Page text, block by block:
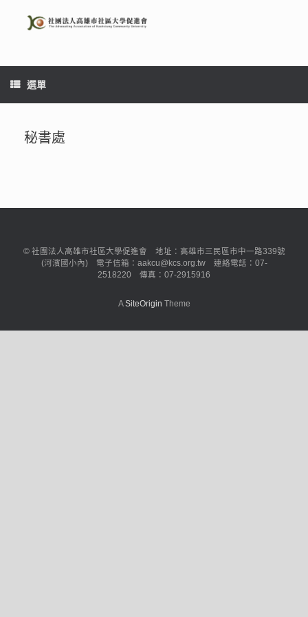
content
選單
秘書處
© 社團法人高雄市社區大學促進會 地址：高雄市三民區市中一路339號
(河濱國小內) 電子信箱：aakcu@kcs.org.tw 連絡電話：07-
2518220 傳真：07-2915916
ASiteOrigin Theme